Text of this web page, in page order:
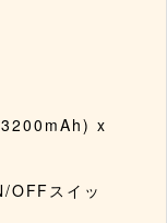
x
OFFスイッ